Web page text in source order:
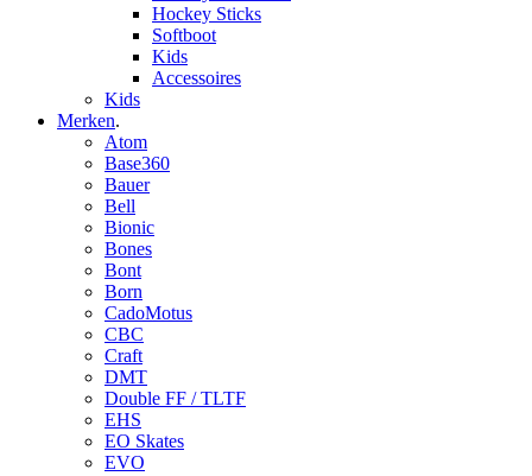
Hockey Sticks
Softboot
Kids
Accessoires
Kids
Merken.
Atom
Base360
Bauer
Bell
Bionic
Bones
Bont
Born
CadoMotus
CBC
Craft
DMT
Double FF / TLTF
EHS
EO Skates
EVO